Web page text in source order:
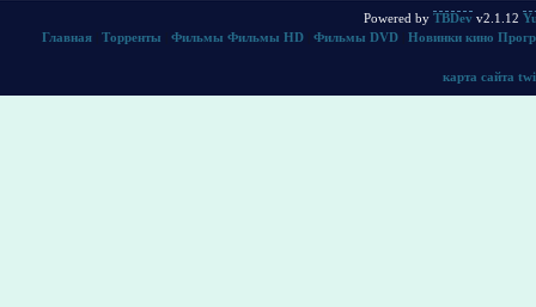
Powered by TBDev v2.1.12
Главная
Торренты Фильмы Фильмы HD Фильмы DVD Новинки кино
карта сайта